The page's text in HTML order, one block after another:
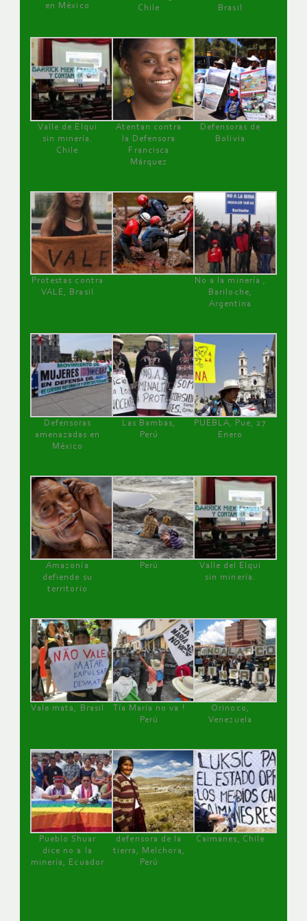
en México
Chile
Brasil
Valle de Elqui
sin minería.
Chile
Atentan contra
la Defensora
Francisca
Márquez
Defensoras de
Bolivia
Protestas contra
VALE, Brasil
No a la minería ,
Bariloche,
Argentina
Defensoras
amenazadas en
México
Las Bambas,
Perú
PUEBLA, Pue, 27
Enero
Amazonía
defiende su
territorio
Perú
Valle del Elqui
sin minería.
Vale mata, Brasil
Tía María no va !
Perú
Orinoco,
Venezuela
Pueblo Shuar
dice no a la
minería, Ecuador
defensora de la
tierra, Melchora,
Perú
Caimanes, Chile